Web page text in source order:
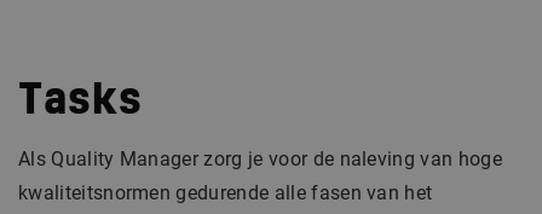
Tasks
Als Quality Manager zorg je voor de naleving van hoge
kwaliteitsnormen gedurende alle fasen van het